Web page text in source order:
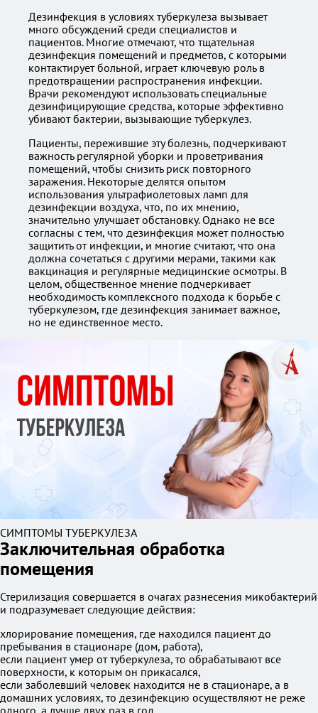
Дезинфекция в условиях туберкулеза вызывает
много обсуждений среди специалистов и
пациентов. Многие отмечают, что тщательная
дезинфекция помещений и предметов, с которыми
контактирует больной, играет ключевую роль в
предотвращении распространения инфекции.
Врачи рекомендуют использовать специальные
дезинфицирующие средства, которые эффективно
убивают бактерии, вызывающие туберкулез.
Пациенты, пережившие эту болезнь, подчеркивают
важность регулярной уборки и проветривания
помещений, чтобы снизить риск повторного
заражения. Некоторые делятся опытом
использования ультрафиолетовых ламп для
дезинфекции воздуха, что, по их мнению,
значительно улучшает обстановку. Однако не все
согласны с тем, что дезинфекция может полностью
защитить от инфекции, и многие считают, что она
должна сочетаться с другими мерами, такими как
вакцинация и регулярные медицинские осмотры. В
целом, общественное мнение подчеркивает
необходимость комплексного подхода к борьбе с
туберкулезом, где дезинфекция занимает важное,
но не единственное место.
СИМПТОМЫ ТУБЕРКУЛЕЗА
Заключительная обработка
помещения
Стерилизация совершается в очагах разнесения микобактерий
и подразумевает следующие действия:
хлорирование помещения, где находился пациент до
пребывания в стационаре (дом, работа),
если пациент умер от туберкулеза, то обрабатывают все
поверхности, к которым он прикасался,
если заболевший человек находится не в стационаре, а в
домашних условиях, то дезинфекцию осуществляют не реже
одного, а лучше двух раз в год,